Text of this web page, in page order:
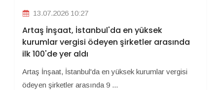
13.07.2026 10:27
Artaş İnşaat, İstanbul'da en yüksek
kurumlar vergisi ödeyen şirketler arasında
ilk 100'de yer aldı
Artaş İnşaat, İstanbul'da en yüksek kurumlar vergisi
ödeyen şirketler arasında 9 ...